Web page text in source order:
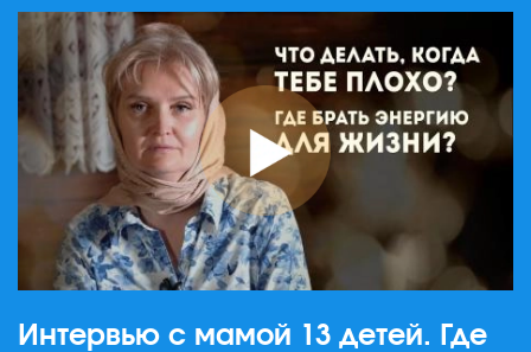
Интервью с мамой 13 детей. Где